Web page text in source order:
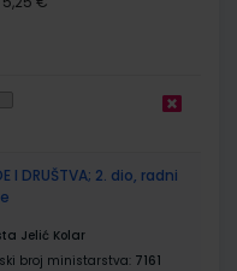
I DRUŠTVA; 2. dio, radni
Jelić Kolar
broj ministarstva: 7161